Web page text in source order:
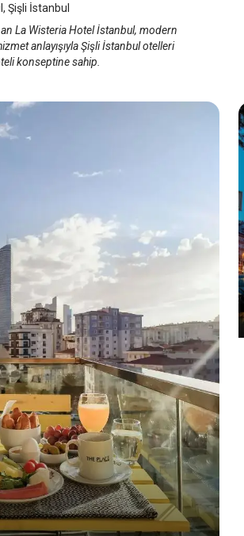
Şişli İstanbul
La Wisteria Hotel İstanbul, modern
anlayışıyla Şişli İstanbul otelleri
konseptine sahip.